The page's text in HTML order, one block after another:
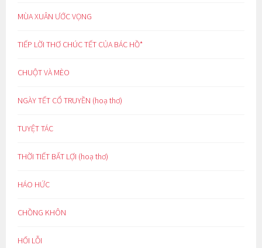
MÙA XUÂN ƯỚC VỌNG
TIẾP LỜI THƠ CHÚC TẾT CỦA BÁC HỒ*
CHUỘT VÀ MÈO
NGÀY TẾT CỔ TRUYỀN (hoạ thơ)
TUYỆT TÁC
THỜI TIẾT BẤT LỢI (hoạ thơ)
HÁO HỨC
CHỒNG KHÔN
HỐI LỖI